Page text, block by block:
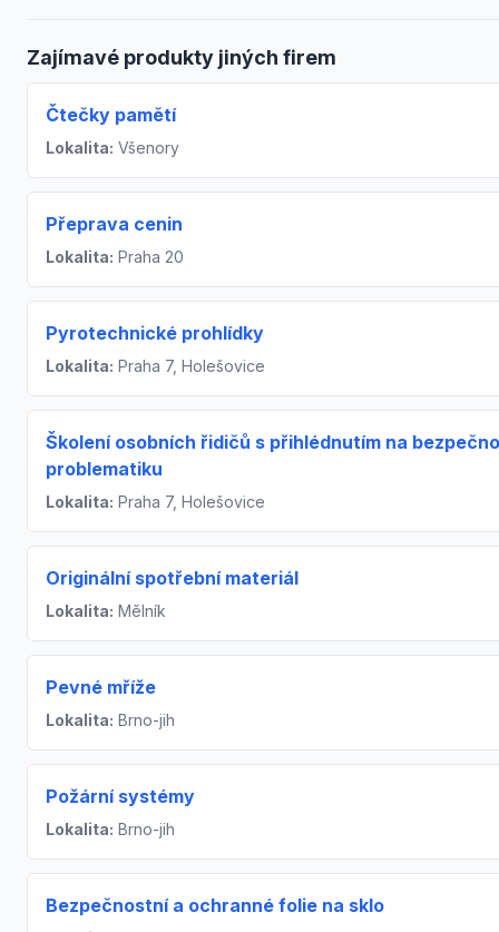
Zajímavé produkty jiných firem
Čtečky pamětí
Lokalita: Všenory
Přeprava cenin
Lokalita: Praha 20
Pyrotechnické prohlídky
Lokalita: Praha 7, Holešovice
Školení osobních řidičů s přihlédnutím na
problematiku
Lokalita: Praha 7, Holešovice
Originální spotřební materiál
Lokalita: Mělník
Pevné mříže
Lokalita: Brno-jih
Požární systémy
Lokalita: Brno-jih
Bezpečnostní a ochranné folie na sklo